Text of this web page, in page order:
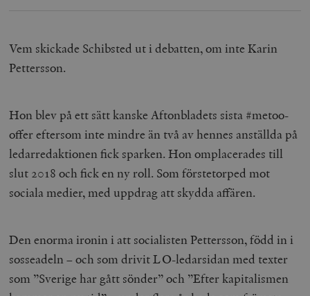
Vem skickade Schibsted ut i debatten, om inte Karin
Pettersson.
Hon blev på ett sätt kanske Aftonbladets sista #metoo-
offer eftersom inte mindre än två av hennes anställda på
ledarredaktionen fick sparken. Hon omplacerades till
slut 2018 och fick en ny roll. Som förstetorped mot
sociala medier, med uppdrag att skydda affären.
Den enorma ironin i att socialisten Pettersson, född in i
sosseadeln – och som drivit LO-ledarsidan med texter
som ”Sverige har gått sönder” och ”Efter kapitalismen